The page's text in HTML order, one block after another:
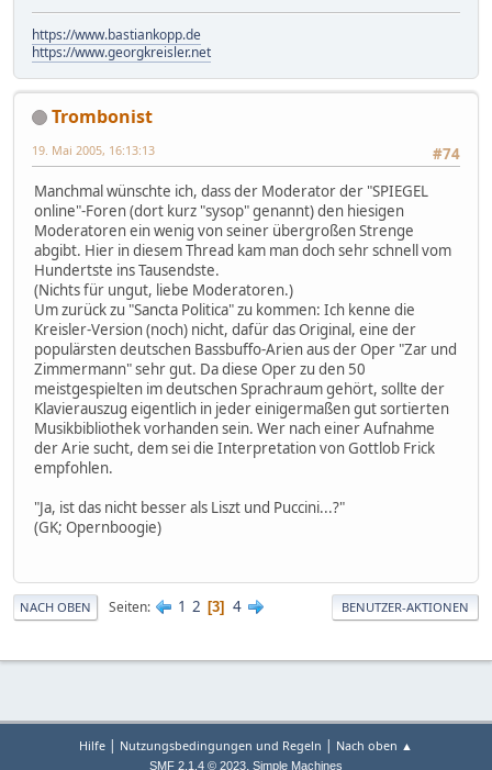
https://www.bastiankopp.de
https://www.georgkreisler.net
Trombonist
#74
19. Mai 2005, 16:13:13
Manchmal wünschte ich, dass der Moderator der "SPIEGEL
online"-Foren (dort kurz "sysop" genannt) den hiesigen
Moderatoren ein wenig von seiner übergroßen Strenge
abgibt. Hier in diesem Thread kam man doch sehr schnell vom
Hundertste ins Tausendste.
(Nichts für ungut, liebe Moderatoren.)
Um zurück zu "Sancta Politica" zu kommen: Ich kenne die
Kreisler-Version (noch) nicht, dafür das Original, eine der
populärsten deutschen Bassbuffo-Arien aus der Oper "Zar und
Zimmermann" sehr gut. Da diese Oper zu den 50
meistgespielten im deutschen Sprachraum gehört, sollte der
Klavierauszug eigentlich in jeder einigermaßen gut sortierten
Musikbibliothek vorhanden sein. Wer nach einer Aufnahme
der Arie sucht, dem sei die Interpretation von Gottlob Frick
empfohlen.
"Ja, ist das nicht besser als Liszt und Puccini...?"
(GK; Opernboogie)
NACH OBEN Seiten 1 2 3 4 BENUTZER-AKTIONEN
Hilfe | Nutzungsbedingungen und Regeln | Nach oben ▲
SMF 2.1.4 © 2023, Simple Machines